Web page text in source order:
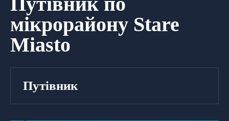
мікрорайону Stare
Miasto
Путівник